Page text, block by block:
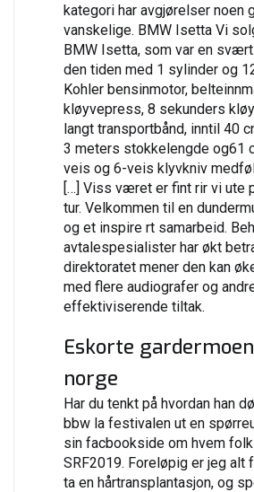
kategori har avgjørelser noen
vanskelige. BMW Isetta Vi
BMW Isetta, som var en
den tiden med 1 sylinder og
Kohler bensinmotor,
kløyvepress, 8 sekunders
langt transportbånd, inntil 40
3 meters stokkelengde og61
veis og 6-veis klyvkniv
[…] Viss været er fint rir vi ute
tur. Velkommen til en
og et inspire rt samarbeid.
avtalespesialister har økt
direktoratet mener den kan
med flere audiografer og
effektiviserende tiltak.
Eskorte
norge
Har du tenkt på hvordan han
bbw la festivalen ut en
sin facbookside om hvem
SRF2019. Foreløpig er jeg alt
ta en hårtransplantasjon, og